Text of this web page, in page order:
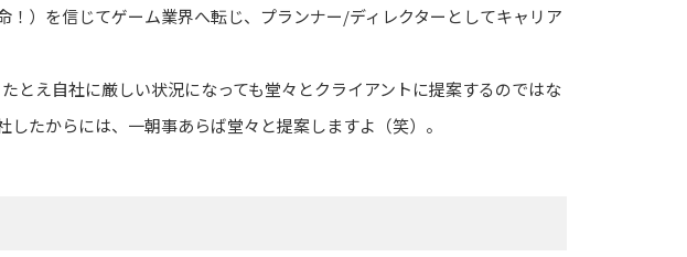
）を信じてゲーム業界へ転じ、プランナー/ディレクターとしてキャリア
とえ自社に厳しい状況になっても堂々とクライアントに提案するのではな
たからには、一朝事あらば堂々と提案しますよ（笑）。